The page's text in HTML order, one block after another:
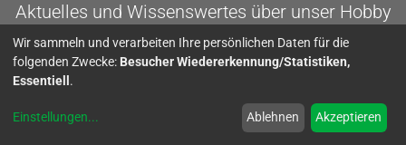
Aktuelles und Wissenswertes über unser Hobby
- die Fuchsie.
Wir sammeln und verarbeiten Ihre persönlichen Daten für die
folgenden Zwecke: Besucher Wiedererkennung/Statistiken,
Essentiell .
Einstellungen... Ablehnen Akzeptieren